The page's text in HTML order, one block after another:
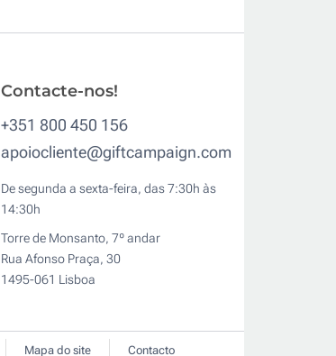
Contacte-nos!
+351 800 450 156
apoiocliente@giftcampaign.com
De segunda a sexta-feira, das 7:30h às
14:30h
Torre de Monsanto, 7º andar
Rua Afonso Praça, 30
1495-061 Lisboa
Mapa do site Contacto